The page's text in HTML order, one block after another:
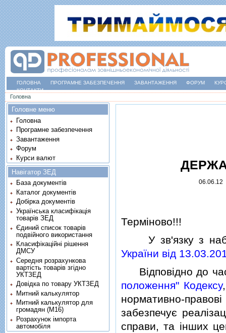
ГОЛОВНА ПРОГРАМНЕ ЗАБЕЗПЕЧЕННЯ ЗАВАНТАЖЕННЯ ФОРУМ
КОНТАКТИ
Ви є тут
Головна
06.06.12
Термiново!!!
У зв'язку з
України вiд
Вiдповiдно до
положення" Кодексу
нормативно-
забезпечує
справи, та iнших
Головне меню
Головна
Програмне забезпечення
Завантаження
Форум
Курси валют
Навігатор ЗЕД
База документів
Каталог документів
Добірка документів
Українська класифікація
товарів ЗЕД
Єдиний список товарів
подвійного використання
Класифікаційні рішення
ДМСУ
Середня розрахункова
вартість товарів згідно
УКТЗЕД
Довідка по товару УКТЗЕД
Митний калькулятор
Митний калькулятор для
громадян (М16)
Розрахунок імпорта
автомобіля